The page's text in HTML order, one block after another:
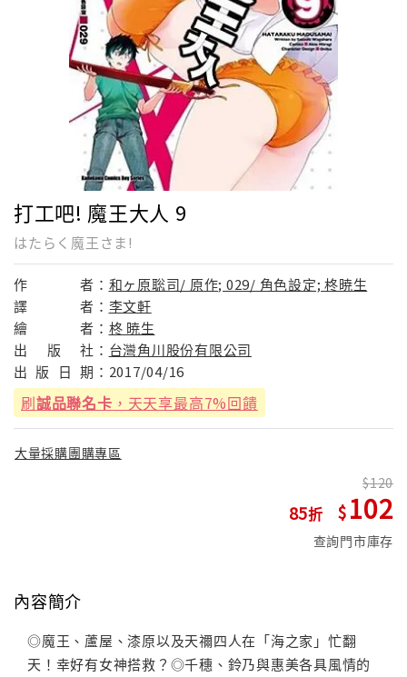
打工吧! 魔王大人 9
はたらく魔王さま!
作 者： 和ヶ原聡司/ 原作; 029/ 角色設定; 柊暁生
譯
者： 李文軒
繪
者： 柊 暁生
出
版 社： 台灣角川股份有限公司
出 版 日 期： 2017/04/16
刷誠品聯名卡 ，天天享最高7%回饋
大量採購團購專區
85
120
102
查詢門市庫存
內容簡介
◎魔王、蘆屋、漆原以及天禰四人在「海之家」忙翻
天！幸好有女神搭救？◎千穗、鈴乃與惠美各具風情的